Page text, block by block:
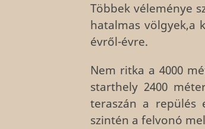
Többek véleménye
hatalmas völgyek,a
évről-évre.
Nem ritka a 4000
starthely 2400
teraszán a repülés
szintén a felvonó